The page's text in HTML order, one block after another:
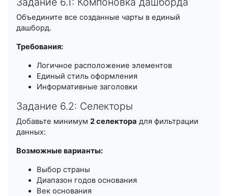
Объедините все созданные чарты в единый
дашборд.
Требования:
Логичное расположение элементов
Единый стиль оформления
Информативные заголовки
Задание 6.2: Селекторы
Добавьте минимум 2 селектора для фильтрации
данных:
Возможные варианты:
Выбор страны
Диапазон годов основания
Век основания